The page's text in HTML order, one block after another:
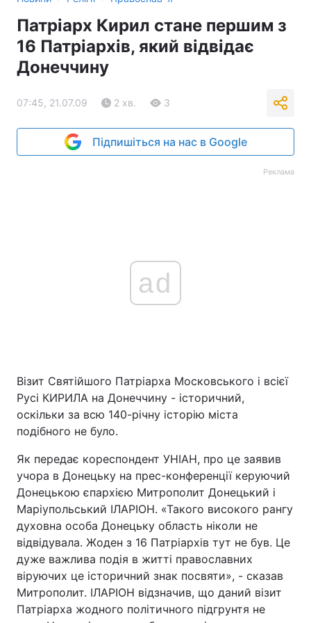
Патріарх Кирил стане першим з
16 Патріархів, який відвідає
Донеччину
07:45, 21.07.09 2 хв. 3
Підпишіться на нас в Google
Реклама
ad
Візит Святійшого Патріарха Московського і всієї
Русі КИРИЛА на Донеччину - історичний,
оскільки за всю 140-річну історію міста
подібного не було.
Як передає кореспондент УНІАН, про це заявив
учора в Донецьку на прес-конференції керуючий
Донецькою єпархією Митрополит Донецький і
Маріупольський ІЛАРІОН. «Такого високого рангу
духовна особа Донецьку область ніколи не
відвідувала. Жоден з 16 Патріархів тут не був. Це
дуже важлива подія в житті православних
віруючих це історичний знак посвяти», - сказав
Митрополит. ІЛАРІОН відзначив, що даний візит
Патріарха жодного політичного підгрунтя не